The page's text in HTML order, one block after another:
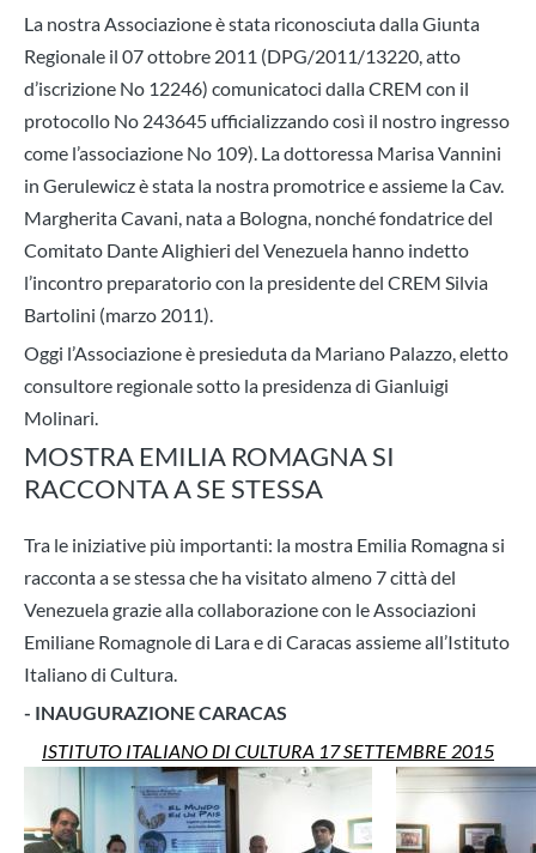
La nostra Associazione è stata riconosciuta dalla Giunta
Regionale il 07 ottobre 2011 (DPG/2011/13220, atto
d’iscrizione No 12246) comunicatoci dalla CREM con il
protocollo No 243645 ufficializzando così il nostro ingresso
come l’associazione No 109). La dottoressa Marisa Vannini
in Gerulewicz è stata la nostra promotrice e assieme la Cav.
Margherita Cavani, nata a Bologna, nonché fondatrice del
Comitato Dante Alighieri del Venezuela hanno indetto
l’incontro preparatorio con la presidente del CREM Silvia
Bartolini (marzo 2011).
Oggi l’Associazione è presieduta da Mariano Palazzo, eletto
consultore regionale sotto la presidenza di Gianluigi
Molinari.
MOSTRA EMILIA ROMAGNA SI
RACCONTA A SE STESSA
Tra le iniziative più importanti: la mostra Emilia Romagna si
racconta a se stessa che ha visitato almeno 7 città del
Venezuela grazie alla collaborazione con le Associazioni
Emiliane Romagnole di Lara e di Caracas assieme all’Istituto
Italiano di Cultura.
- INAUGURAZIONE CARACAS
ISTITUTO ITALIANO DI CULTURA 17 SETTEMBRE 2015